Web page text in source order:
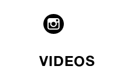
VIDEOS